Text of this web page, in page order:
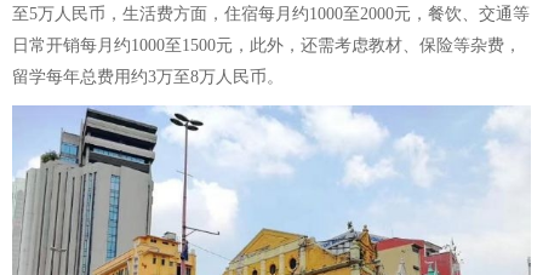
至5万人民币，生活费方面，住宿每月约1000至2000元，餐饮、交通等
日常开销每月约1000至1500元，此外，还需考虑教材、保险等杂费，
留学每年总费用约3万至8万人民币。